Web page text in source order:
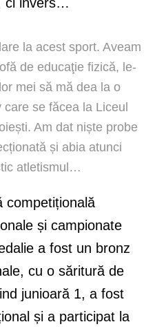
la acest sport. Aveam
de educaţie fizică, le-
mei să mă dea la o
se făcea la Liceul
Am dat niște probe
și abia atunci
atletismul…
competițională
și campionate
a fost un bronz
cu o săritură de
junioară 1, a fost
și a participat la